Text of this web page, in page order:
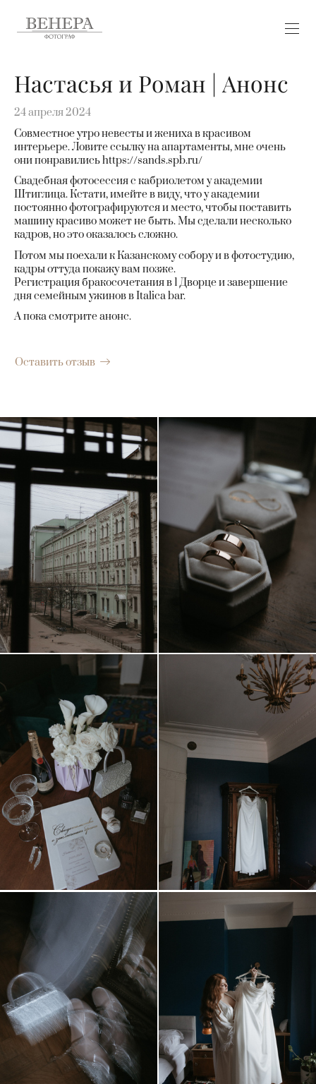
Настасья и Роман | Анонс
24 апреля 2024
Совместное утро невесты и жениха в красивом
интерьере. Ловите ссылку на апартаменты, мне очень
они понравились https://sands.spb.ru/
Свадебная фотосессия с кабриолетом у академии
Штиглица. Кстати, имейте в виду, что у академии
постоянно фотографируются и место, чтобы поставить
машину красиво может не быть. Мы сделали несколько
кадров, но это оказалось сложно.
Потом мы поехали к Казанскому собору и в фотостудию,
кадры оттуда покажу вам позже.
Регистрация бракосочетания в 1 Дворце и завершение
дня семейным ужинов в Italica bar.
А пока смотрите анонс.
Оставить отзыв